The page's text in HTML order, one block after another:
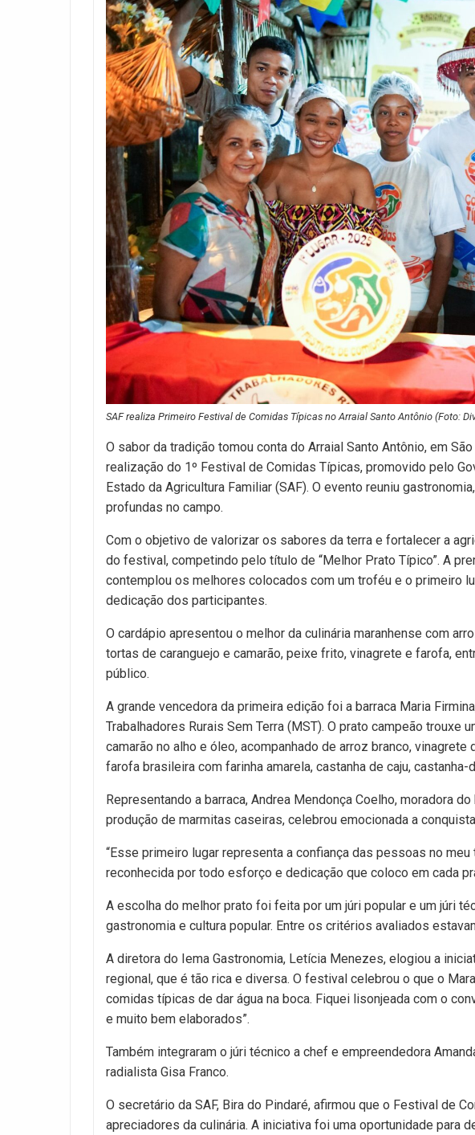
SAF realiza Primeiro Festival de Comidas Típicas no Arraial Santo Antônio (Foto:
O sabor da tradição tomou conta do Arraial Santo Antônio, em
realização do 1º Festival de Comidas Típicas, promovido pelo
Estado da Agricultura Familiar (SAF). O evento reuniu
profundas no campo.
Com o objetivo de valorizar os sabores da terra e fortalecer a
do festival, competindo pelo título de “Melhor Prato Típico”. A
contemplou os melhores colocados com um troféu e o primeiro
dedicação dos participantes.
O cardápio apresentou o melhor da culinária maranhense com
tortas de caranguejo e camarão, peixe frito, vinagrete e farofa,
público.
A grande vencedora da primeira edição foi a barraca Maria
Trabalhadores Rurais Sem Terra (MST). O prato campeão trouxe
camarão no alho e óleo, acompanhado de arroz branco,
farofa brasileira com farinha amarela, castanha de caju, castanha-
Representando a barraca, Andrea Mendonça Coelho, moradora
produção de marmitas caseiras, celebrou emocionada a
“Esse primeiro lugar representa a confiança das pessoas no
reconhecida por todo esforço e dedicação que coloco em cada
A escolha do melhor prato foi feita por um júri popular e um júri
gastronomia e cultura popular. Entre os critérios avaliados
A diretora do Iema Gastronomia, Letícia Menezes, elogiou a
regional, que é tão rica e diversa. O festival celebrou o que o
comidas típicas de dar água na boca. Fiquei lisonjeada com o
e muito bem elaborados”.
Também integraram o júri técnico a chef e empreendedora
radialista Gisa Franco.
O secretário da SAF, Bira do Pindaré, afirmou que o Festival de
apreciadores da culinária. A iniciativa foi uma oportunidade para